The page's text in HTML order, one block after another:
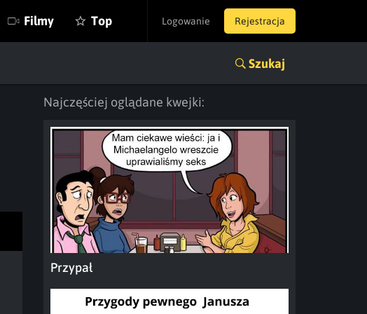
Logowanie Rejestracja
Filmy Top
Szukaj
Najczęściej oglądane kwejki:
Przypał